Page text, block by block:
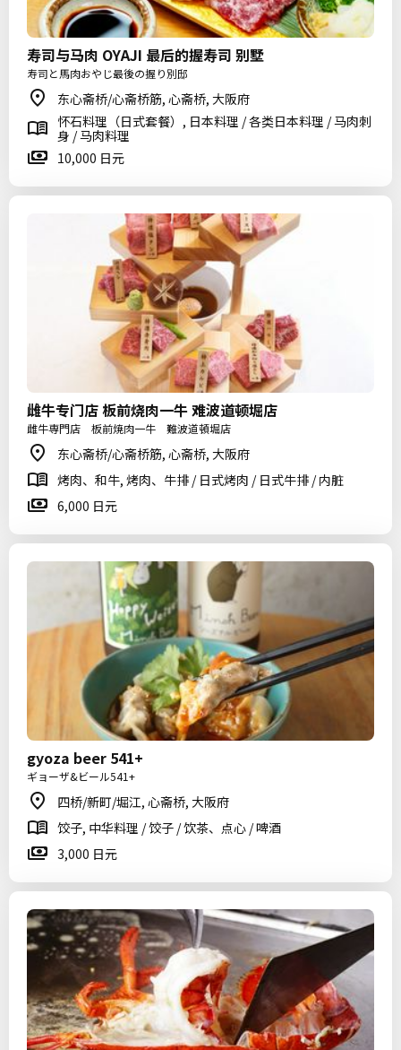
寿司与马肉 OYAJI 最后的握寿司 别墅
寿司と馬肉おやじ最後の握り別邸
东心斋桥/心斋桥筋, 心斋桥, 大阪府
怀石料理（日式套餐）, 日本料理 / 各类日本料理 / 马肉刺
身 / 马肉料理
10,000 日元
雌牛专门店 板前烧肉一牛 难波道顿堀店
雌牛専門店 板前焼肉一牛 難波道頓堀店
东心斋桥/心斋桥筋, 心斋桥, 大阪府
烤肉、和牛, 烤肉、牛排 / 日式烤肉 / 日式牛排 / 内脏
6,000 日元
gyoza beer 541+
ギョーザ&ビール541+
四桥/新町/堀江, 心斋桥, 大阪府
饺子, 中华料理 / 饺子 / 饮茶、点心 / 啤酒
3,000 日元